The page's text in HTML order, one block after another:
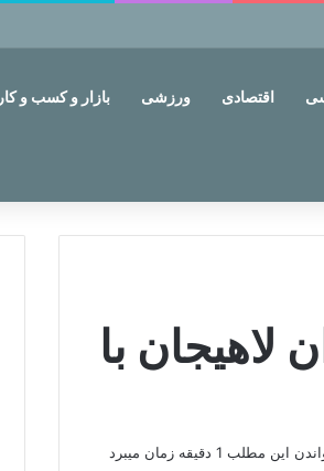
اقتصادی ورزشی بازار و کسب و کار
لاهیجان با
این مطلب 1 دقیقه زمان میبرد